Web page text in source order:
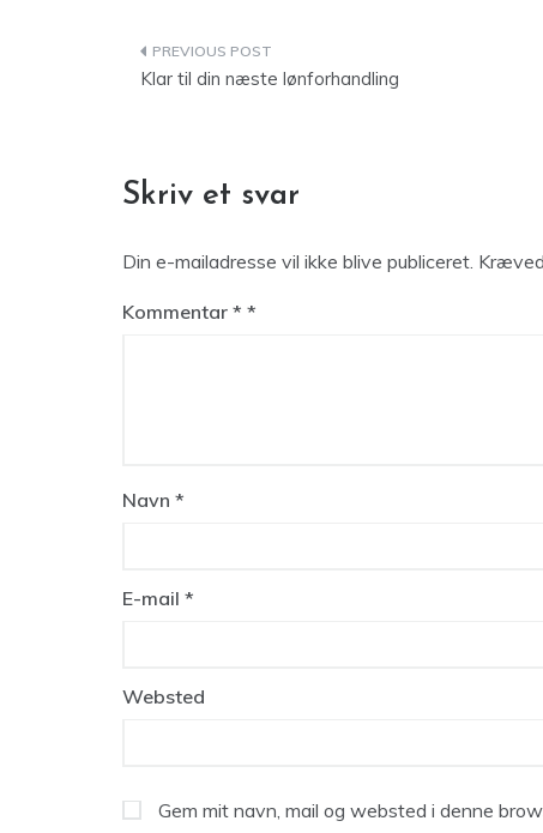
Indlægsnavigation
Klar til din næste lønforhandling
Skriv et svar
Din e-mailadresse vil ikke blive publiceret.
Kommentar *
Navn *
E-mail *
Websted
Gem mit navn, mail og websted i denne